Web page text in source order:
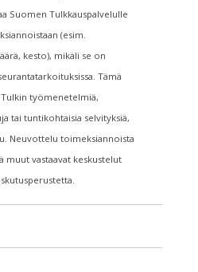
Suomen Tulkkauspalvelulle
(esim.
kesto), mikäli se on
Tämä
työmenetelmiä,
tai tuntikohtaisia selvityksiä,
Neuvottelu toimeksiannoista
muut vastaavat keskustelut